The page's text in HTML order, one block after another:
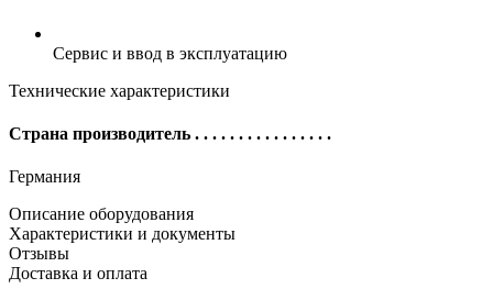
Сервис и ввод в эксплуатацию
Технические характеристики
Страна производитель . . . . . . . . . . . . . . . .
Германия
Описание оборудования
Характеристики и документы
Отзывы
Доставка и оплата